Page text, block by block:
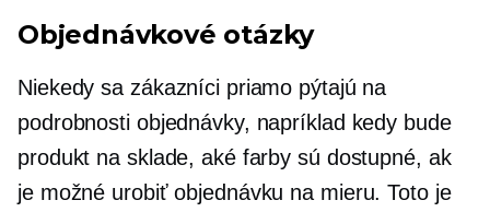
Objednávkové otázky
Niekedy sa zákazníci priamo pýtajú na
podrobnosti objednávky, napríklad kedy bude
produkt na sklade, aké farby sú dostupné, ak
je možné urobiť objednávku na mieru. Toto je